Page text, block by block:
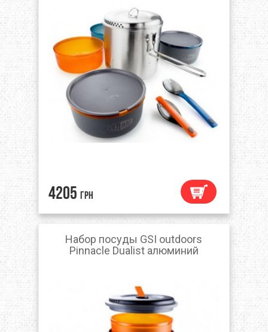
4205 грн
Набор посуды GSI outdoors
Pinnacle Dualist алюминий